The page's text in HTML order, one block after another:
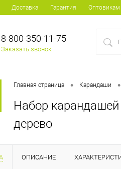
Доставка Гарантия Оптовикам
8-800-350-11-75
Заказать звонок
Главная страница • Карандаши •
Набор карандашей
дерево
ОПИСАНИЕ